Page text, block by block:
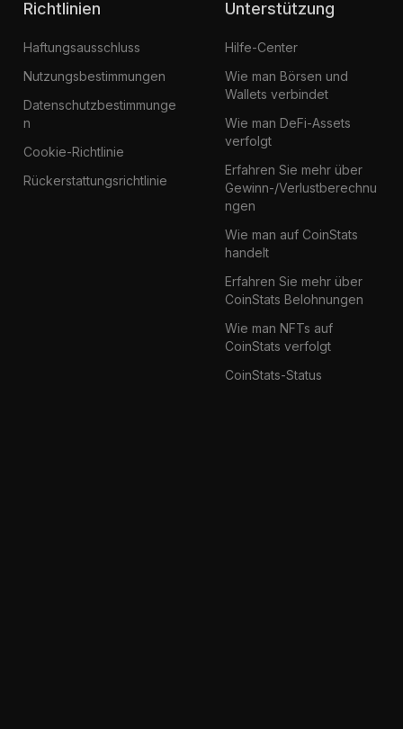
Richtlinien
Haftungsausschluss
Nutzungsbestimmungen
Datenschutzbestimmunge
n
Cookie-Richtlinie
Rückerstattungsrichtlinie
Unterstützung
Hilfe-Center
Wie man Börsen und
Wallets verbindet
Wie man DeFi-Assets
verfolgt
Erfahren Sie mehr über
Gewinn-/Verlustberechnu
ngen
Wie man auf CoinStats
handelt
Erfahren Sie mehr über
CoinStats Belohnungen
Wie man NFTs auf
CoinStats verfolgt
CoinStats-Status